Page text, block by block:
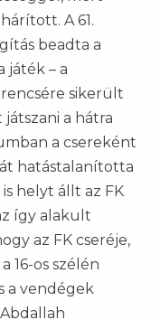
A 61.
beadta a
játék – a
sikerült
a hátra
a csereként
hatástalanította
helyt állt az FK
így alakult
az FK cseréje,
16-os szélén
a vendégek